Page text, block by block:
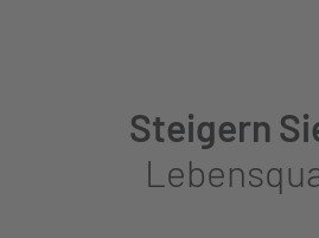
Steigern